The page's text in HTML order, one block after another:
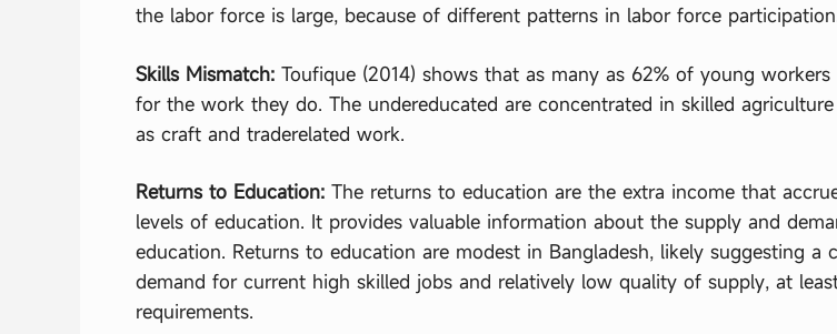
the labor force is large, because of different patterns in labor force
Skills Mismatch: Toufique (2014) shows that as many as 62% of young
for the work they do. The undereducated are concentrated in skilled
as craft and traderelated work.
Returns to Education: The returns to education are the extra income that
levels of education. It provides valuable information about the supply and
education. Returns to education are modest in Bangladesh, likely suggesting a
demand for current high skilled jobs and relatively low quality of supply, at
requirements.